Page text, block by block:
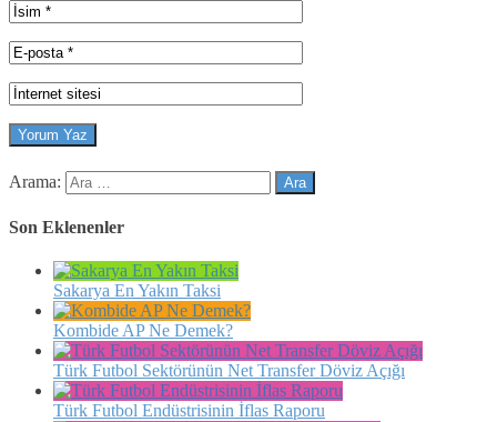
Arama:
Son Eklenenler
Sakarya En Yakın Taksi
Kombide AP Ne Demek?
Türk Futbol Sektörünün Net Transfer Döviz Açığı
Türk Futbol Endüstrisinin İflas Raporu